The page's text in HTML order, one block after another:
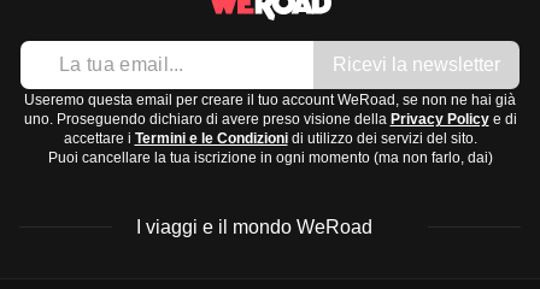
Ricevi la newsletter
Useremo questa email per creare il tuo account WeRoad, se non ne hai già
uno. Proseguendo dichiaro di avere preso visione della Privacy Policye di
accettare i Termini e le Condizionidi utilizzo dei servizi del sito.
Puoi cancellare la tua iscrizione in ogni momento (ma non farlo, dai)
I viaggi e il mondo WeRoad